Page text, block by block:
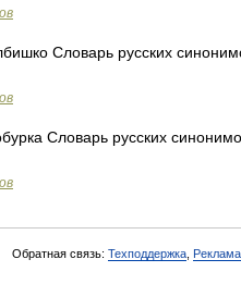
Словарь русских
Словарь русских
Обратная связь: Техподдержка